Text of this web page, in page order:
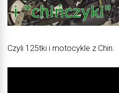
Czyli 125tki i motocykle z Chin.